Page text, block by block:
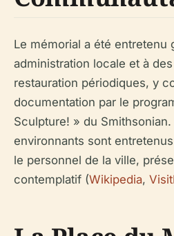
Le mémorial a été entretenu
administration locale et à
restauration périodiques, y
documentation par le
Sculpture! » du Smithsonian.
environnants sont
le personnel de la ville,
contemplatif (Wikipedia,